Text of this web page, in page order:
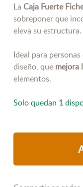
La Caja Fuerte
sobreponer que
eleva su estructura.
Ideal para
diseño, que mejora
elementos.
Solo quedan 1